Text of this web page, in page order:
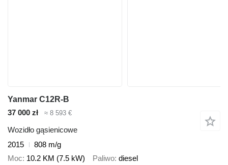
Yanmar C12R-B
37 000 zł
≈ 8 593 €
Wozidło gąsienicowe
2015
808 m/g
Moc 10.2 KM (7.5 kW) Paliwo diesel